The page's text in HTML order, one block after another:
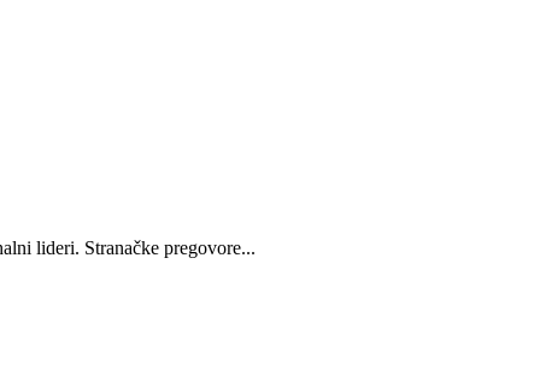
lideri. Stranačke pregovore...